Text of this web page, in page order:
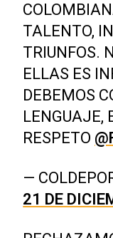
TALENTO,
TRIUNFOS.
ELLAS ES
DEBEMOS
LENGUAJE,
RESPETO
—
21 DE